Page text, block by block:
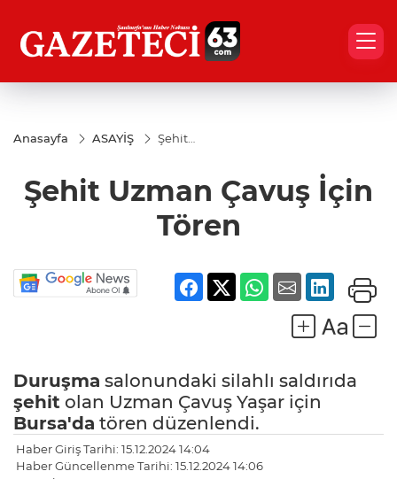
Anasayfa ASAYİŞ
Şehit
Tören
Şehit Uzman Çavuş İçin
Tören
Duruşma salonundaki silahlı saldırıda
şehit olan Uzman Çavuş Yaşar için
Bursa'da tören düzenlendi.
Haber Giriş Tarihi: 15.12.2024 14:04
Haber Güncellenme Tarihi: 15.12.2024 14:06